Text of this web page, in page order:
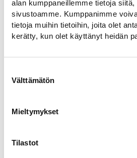
alan kumppaneillemme tietoja
sivustoamme. Kumppanimme
tietoja muihin tietoihin, joita olet
kerätty, kun olet käyttänyt heidän
valinta
Välttämätön
Mieltymykset
Tilastot
Accommodation facilities
and groups
Bed & Breakfast in an
Hotel accommodation in